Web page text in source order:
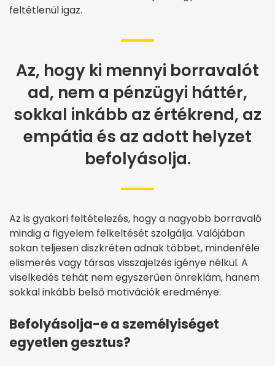
feltétlenül igaz.
Az, hogy ki mennyi borravalót
ad, nem a pénzügyi háttér,
sokkal inkább az értékrend, az
empátia és az adott helyzet
befolyásolja.
Az is gyakori feltételezés, hogy a nagyobb borravaló
mindig a figyelem felkeltését szolgálja. Valójában
sokan teljesen diszkréten adnak többet, mindenféle
elismerés vagy társas visszajelzés igénye nélkül. A
viselkedés tehát nem egyszerűen önreklám, hanem
sokkal inkább belső motivációk eredménye.
Befolyásolja-e a személyiséget
egyetlen gesztus?